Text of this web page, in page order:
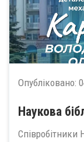
Опубліковано:
Наукова
Співробітники